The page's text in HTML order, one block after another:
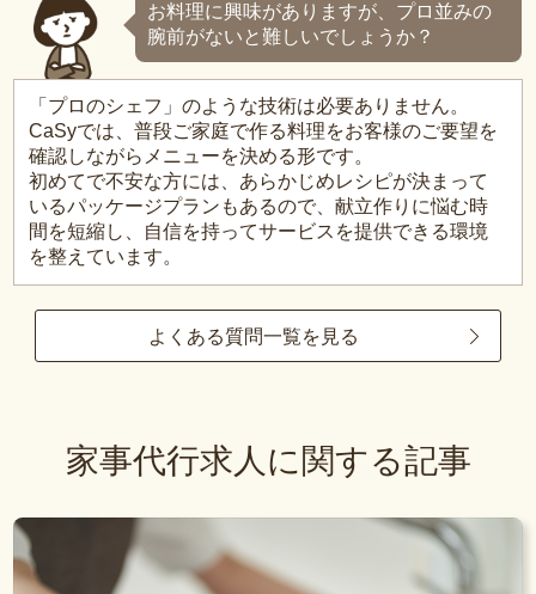
お料理に興味がありますが、プロ並みの
腕前がないと難しいでしょうか？
「プロのシェフ」のような技術は必要ありません。
CaSyでは、普段ご家庭で作る料理をお客様のご要望を
確認しながらメニューを決める形です。
初めてで不安な方には、あらかじめレシピが決まって
いるパッケージプランもあるので、献立作りに悩む時
間を短縮し、自信を持ってサービスを提供できる環境
を整えています。
よくある質問一覧を見る
家事代行求人に関する記事